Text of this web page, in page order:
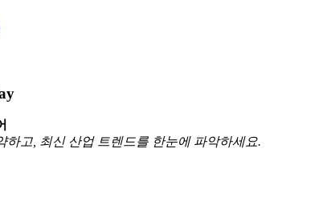
고, 최신 산업 트렌드를 한눈에 파악하세요.